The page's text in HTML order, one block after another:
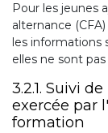
Pour les jeunes
alternance
les informations
elles ne sont
3.2.1. Suivi
exercée par
formation